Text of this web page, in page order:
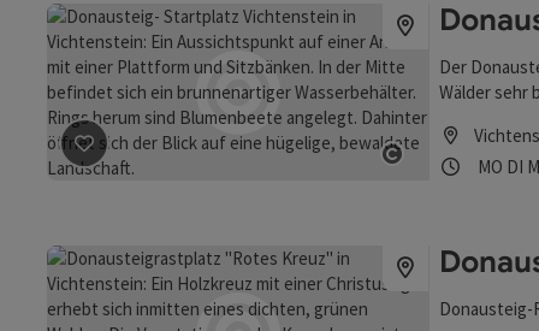
Copyright
Beitrag merken : Donausteig- Startplatz Vichtenstein
Der
Wälder sehr
MO DI
Donausteig-